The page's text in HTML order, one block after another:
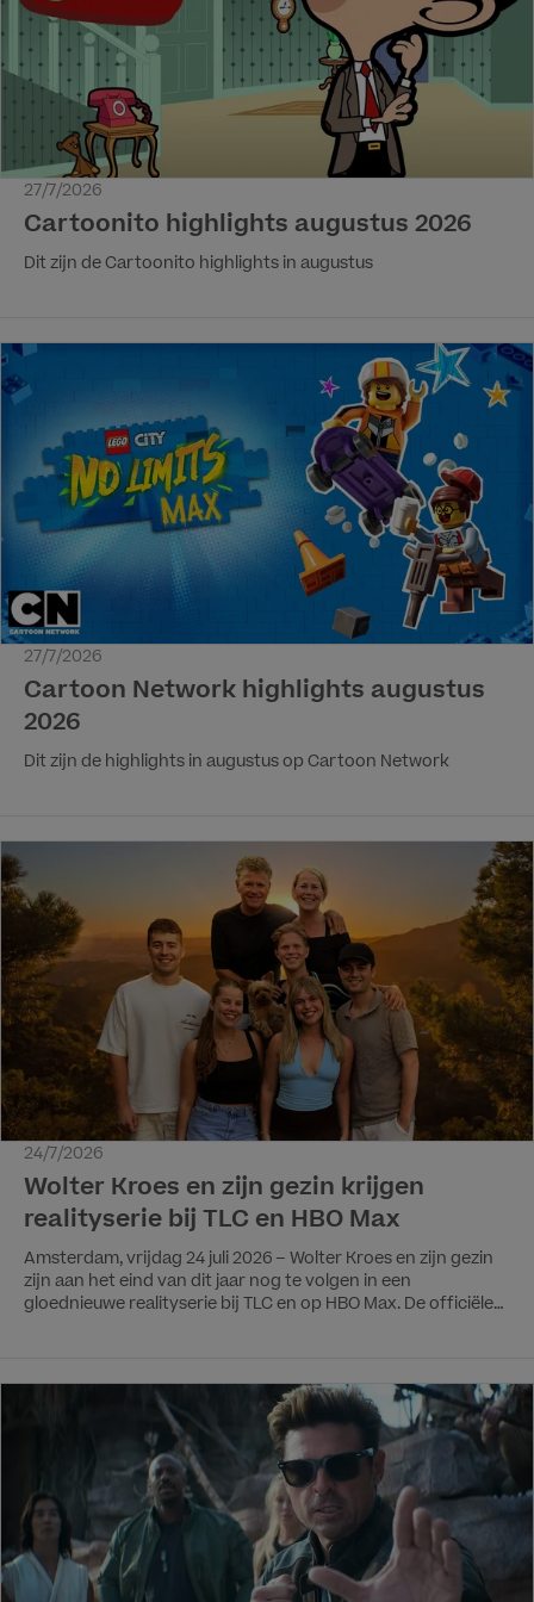
27/7/2026
Cartoonito highlights augustus 2026
Dit zijn de Cartoonito highlights in augustus
27/7/2026
Cartoon Network highlights augustus
2026
Dit zijn de highlights in augustus op Cartoon Network
24/7/2026
Wolter Kroes en zijn gezin krijgen
realityserie bij TLC en HBO Max
Amsterdam, vrijdag 24 juli 2026 – Wolter Kroes en zijn gezin
zijn aan het eind van dit jaar nog te volgen in een
gloednieuwe realityserie bij TLC en op HBO Max. De officiële
meekrijgen met Viva Hollandia? Daar draait Wolter zijn hand
niet voor om, maar het huishouden draaiende houden? Dat
blijkt toch een grotere uitdaging die veel hilariteit met zich
meebrengt! De realityserie wordt dan ook een inkijkje in het
privé- en werkleven van volkszanger Wolter Kroes, zijn vrouw
Tessa en hun grote samengestelde gezin. Naast de vele
optredens van Wolter volgen we de familie tijdens gezellige
uitjes in eigen land én op hun nieuwe finca in Málaga, waar
Spaanse avonturen, nieuwe uitdagingen en de nodige chaos